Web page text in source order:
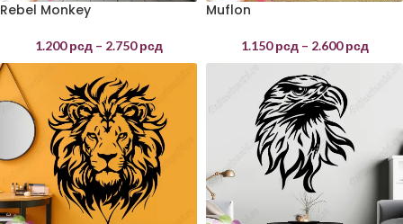
Rebel Monkey
1.200рсд – 2.750рсд
Muflon
1.150рсд – 2.600рсд